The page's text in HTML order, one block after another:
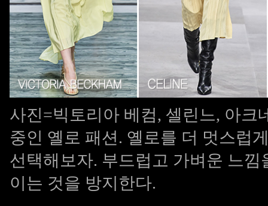
사진=빅토리아 베컴, 셀린느, 아크
중인 옐로 패션. 옐로를 더 멋스럽
선택해보자. 부드럽고 가벼운 느
이는 것을 방지한다.